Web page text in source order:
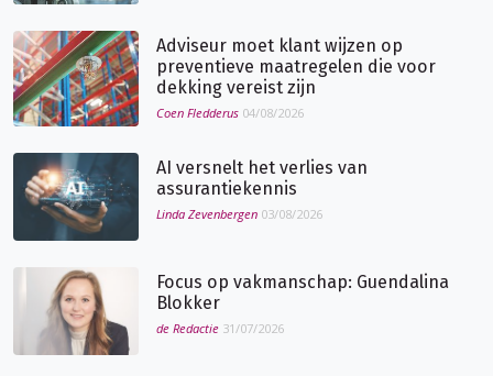
Adviseur moet klant wijzen op
preventieve maatregelen die voor
dekking vereist zijn
Coen Fledderus 04/08/2026
AI versnelt het verlies van
assurantiekennis
Linda Zevenbergen 03/08/2026
Focus op vakmanschap: Guendalina
Blokker
de Redactie 31/07/2026